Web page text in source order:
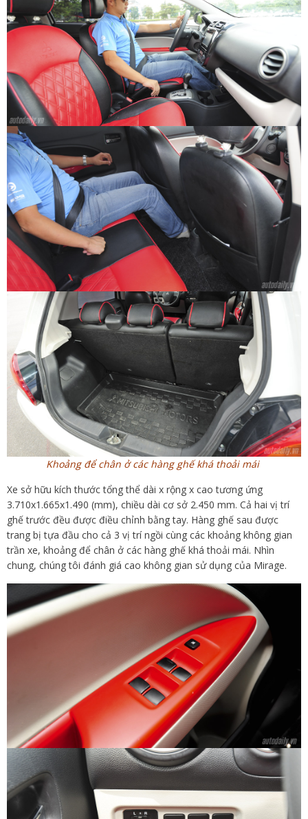
Khoảng để chân ở các hàng ghế khá thoải mái
Xe sở hữu kích thước tổng thể dài x rộng x cao tương ứng
3.710x1.665x1.490 (mm), chiều dài cơ sở 2.450 mm. Cả hai vị trí
ghế trước đều được điều chỉnh bằng tay. Hàng ghế sau được
trang bị tựa đầu cho cả 3 vị trí ngồi cùng các khoảng không gian
trần xe, khoảng để chân ở các hàng ghế khá thoải mái. Nhìn
chung, chúng tôi đánh giá cao không gian sử dụng của Mirage.